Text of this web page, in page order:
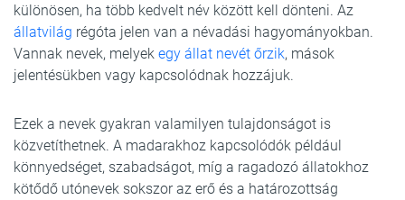
különösen, ha több kedvelt név között kell dönteni. Az
állatvilág régóta jelen van a névadási hagyományokban.
Vannak nevek, melyek egy állat nevét őrzik, mások
jelentésükben vagy kapcsolódnak hozzájuk.
Ezek a nevek gyakran valamilyen tulajdonságot is
közvetíthetnek. A madarakhoz kapcsolódók például
könnyedséget, szabadságot, míg a ragadozó állatokhoz
kötődő utónevek sokszor az erő és a határozottság